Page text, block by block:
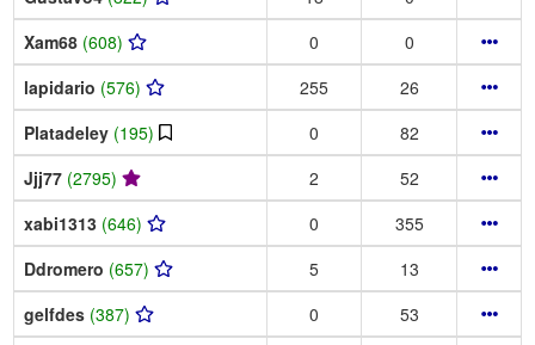
Xam68 (608) 0
0
lapidario (576) 255
26
Platadeley (195) 0
82
Jjj77 (2795) 2
52
xabi1313 (646) 0
355
Ddromero (657) 5
13
gelfdes (387) 0
53